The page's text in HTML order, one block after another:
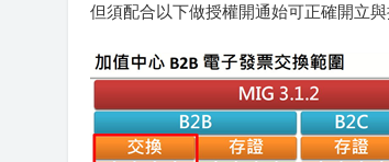
但須配合以下做授權開通始可正確開立與